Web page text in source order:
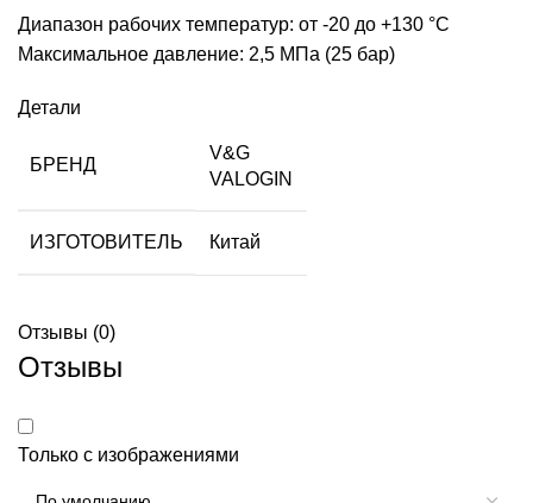
Диапазон рабочих температур: от -20 до +130 °С
Максимальное давление: 2,5 МПа (25 бар)
Детали
БРЕНД
V&G
VALOGIN
ИЗГОТОВИТЕЛЬ Китай
Отзывы (0)
Отзывы
Только с изображениями